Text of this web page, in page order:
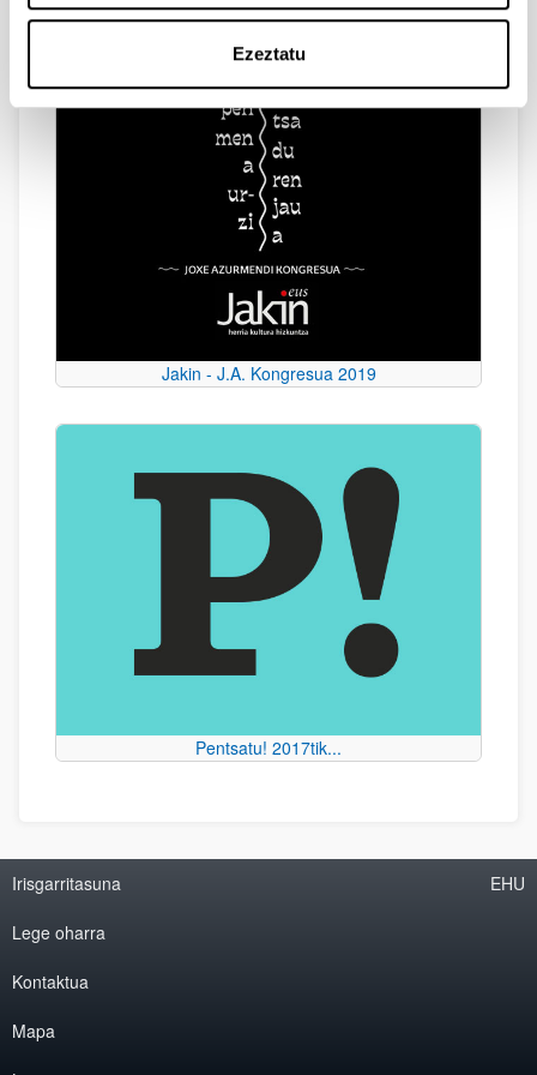
Ezeztatu
Jakin - J.A. Kongresua 2019
Pentsatu! 2017tik...
Irisgarritasuna
Lege oharra
Kontaktua
Mapa
EHU